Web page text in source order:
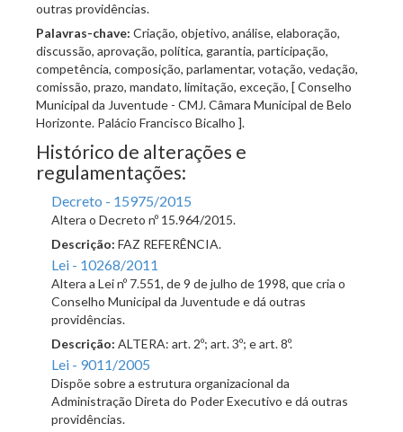
outras providências.
Palavras-chave: Criação, objetivo, análise, elaboração,
discussão, aprovação, política, garantia, participação,
competência, composição, parlamentar, votação, vedação,
comissão, prazo, mandato, limitação, exceção, [ Conselho
Municipal da Juventude - CMJ. Câmara Municipal de Belo
Horizonte. Palácio Francisco Bicalho ].
Histórico de alterações e
regulamentações:
Decreto - 15975/2015
Altera o Decreto nº 15.964/2015.
Descrição: FAZ REFERÊNCIA.
Lei - 10268/2011
Altera a Lei nº 7.551, de 9 de julho de 1998, que cria o
Conselho Municipal da Juventude e dá outras
providências.
Descrição: ALTERA: art. 2º; art. 3º; e art. 8º.
Lei - 9011/2005
Dispõe sobre a estrutura organizacional da
Administração Direta do Poder Executivo e dá outras
providências.